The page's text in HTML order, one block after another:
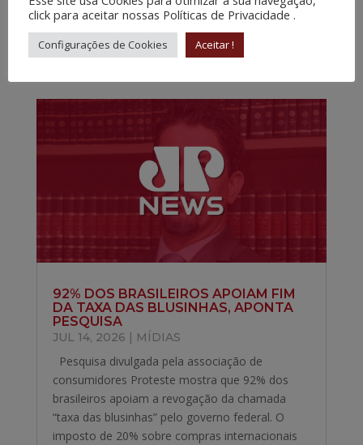
OUTROS ARTIGOS…
92% DOS BRASILEIROS APOIAM FIM
DA TAXA DAS BLUSINHAS, APONTA
PESQUISA
JUL 14, 2026 | MÍDIAS
Pesquisa divulgada pela associação de
consumidores Proteste mostra que 92% dos
brasileiros apoiam a revogação da chamada
“taxa das blusinhas” pelo governo federal. O
imposto de 20% sobre compras internacionais
click para aceitar nossas Políticas de Privacidade .
Configurações de Cookies Aceitar !